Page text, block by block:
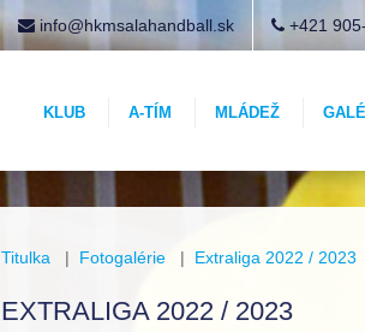
info@hkmsalahandball.sk +421
KLUB A-TÍM MLÁDEŽ
Titulka | Fotogalérie | Extraliga 2022 / 2023
EXTRALIGA 2022 / 2023